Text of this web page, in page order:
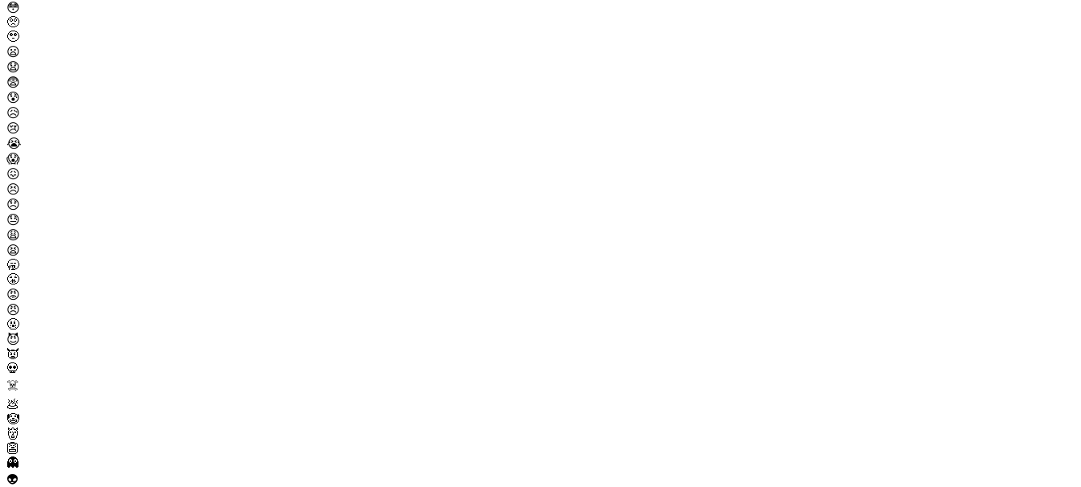
😳
🥺
🥹
😦
😧
😨
😰
😥
😢
😭
😱
😖
😣
😞
😓
😩
😫
🥱
😤
😡
😠
🤬
😈
👿
💀
☠️
💩
🤡
👹
👺
👻
👽